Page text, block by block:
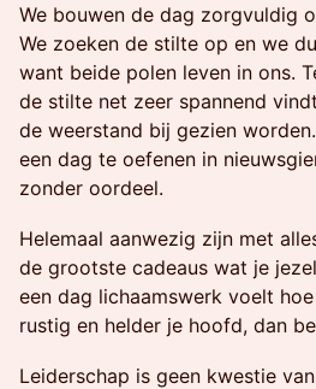
We bouwen de dag zorgvuldig
We zoeken de stilte op en we
want beide polen leven in ons.
de stilte net zeer spannend
de weerstand bij gezien
een dag te oefenen in
zonder oordeel.
Helemaal aanwezig zijn met
de grootste cadeaus wat je
een dag lichaamswerk voelt
rustig en helder je hoofd, dan
Leiderschap is geen kwestie